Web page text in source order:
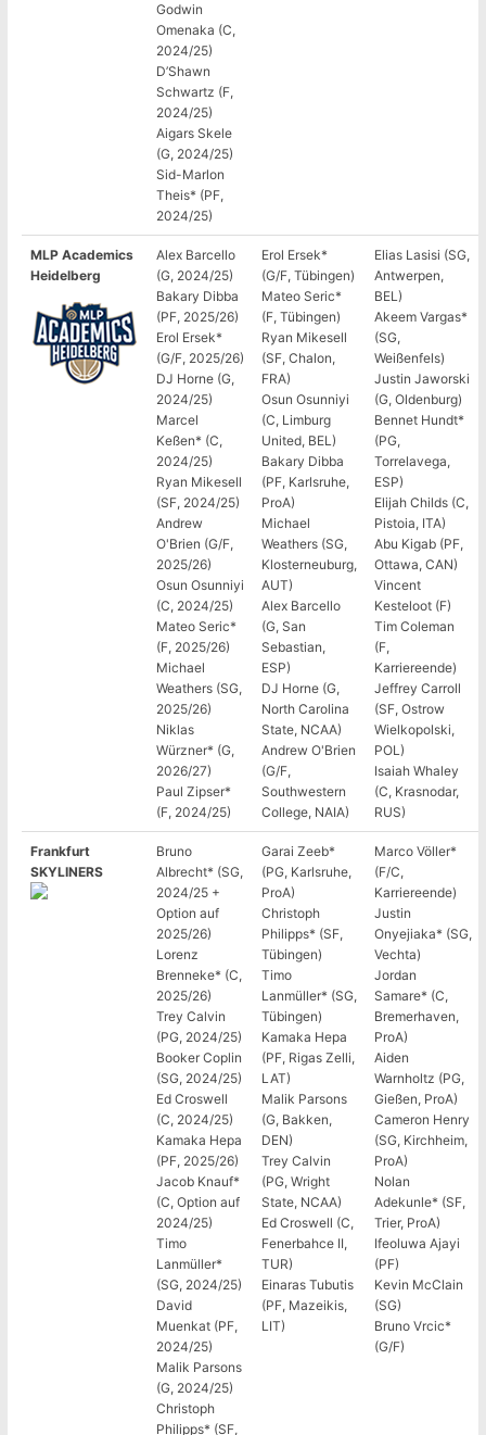
Godwin
Omenaka (C,
2024/25)
D’Shawn
Schwartz (F,
2024/25)
Aigars Skele
(G, 2024/25)
Sid-Marlon
Theis* (PF,
2024/25)
MLP Academics
Heidelberg
Alex Barcello
(G, 2024/25)
Bakary Dibba
(PF, 2025/26)
Erol Ersek*
(G/F, 2025/26)
DJ Horne (G,
2024/25)
Marcel
Keßen* (C,
2024/25)
Ryan Mikesell
(SF, 2024/25)
Andrew
O'Brien (G/F,
2025/26)
Osun Osunniyi
(C, 2024/25)
Mateo Seric*
(F, 2025/26)
Michael
Weathers (SG,
2025/26)
Niklas
Würzner* (G,
2026/27)
Paul Zipser*
(F, 2024/25)
Erol Ersek*
(G/F, Tübingen)
Mateo Seric*
(F, Tübingen)
Ryan Mikesell
(SF, Chalon,
FRA)
Osun Osunniyi
(C, Limburg
United, BEL)
Bakary Dibba
(PF, Karlsruhe,
ProA)
Michael
Weathers (SG,
Klosterneuburg,
AUT)
Alex Barcello
(G, San
Sebastian,
ESP)
DJ Horne (G,
North Carolina
State, NCAA)
Andrew O'Brien
(G/F,
Southwestern
College, NAIA)
Elias Lasisi (SG,
Antwerpen,
BEL)
Akeem Vargas*
(SG,
Weißenfels)
Justin Jaworski
(G, Oldenburg)
Bennet Hundt*
(PG,
Torrelavega,
ESP)
Elijah Childs (C,
Pistoia, ITA)
Abu Kigab (PF,
Ottawa, CAN)
Vincent
Kesteloot (F)
Tim Coleman
(F,
Karriereende)
Jeffrey Carroll
(SF, Ostrow
Wielkopolski,
POL)
Isaiah Whaley
(C, Krasnodar,
RUS)
Frankfurt
SKYLINERS
Bruno
Albrecht* (SG,
2024/25 +
Option auf
2025/26)
Lorenz
Brenneke* (C,
2025/26)
Trey Calvin
(PG, 2024/25)
Booker Coplin
(SG, 2024/25)
Ed Croswell
(C, 2024/25)
Kamaka Hepa
(PF, 2025/26)
Jacob Knauf*
(C, Option auf
2024/25)
Timo
Lanmüller*
(SG, 2024/25)
David
Muenkat (PF,
2024/25)
Malik Parsons
(G, 2024/25)
Christoph
Philipps* (SF,
Garai Zeeb*
(PG, Karlsruhe,
ProA)
Christoph
Philipps* (SF,
Tübingen)
Timo
Lanmüller* (SG,
Tübingen)
Kamaka Hepa
(PF, Rigas Zelli,
LAT)
Malik Parsons
(G, Bakken,
DEN)
Trey Calvin
(PG, Wright
State, NCAA)
Ed Croswell (C,
Fenerbahce II,
TUR)
Einaras Tubutis
(PF, Mazeikis,
LIT)
Marco Völler*
(F/C,
Karriereende)
Justin
Onyejiaka* (SG,
Vechta)
Jordan
Samare* (C,
Bremerhaven,
ProA)
Aiden
Warnholtz (PG,
Gießen, ProA)
Cameron Henry
(SG, Kirchheim,
ProA)
Nolan
Adekunle* (SF,
Trier, ProA)
Ifeoluwa Ajayi
(PF)
Kevin McClain
(SG)
Bruno Vrcic*
(G/F)